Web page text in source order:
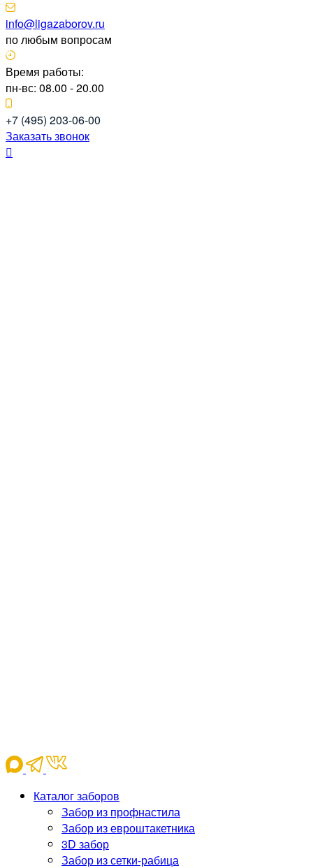
info@ligazaborov.ru
по любым вопросам
Время работы:
пн-вс: 08.00 - 20.00
+7 (495) 203-06-00
Заказать звонок
Каталог заборов
Забор из профнастила
Забор из евроштакетника
3D забор
Забор из сетки-рабица